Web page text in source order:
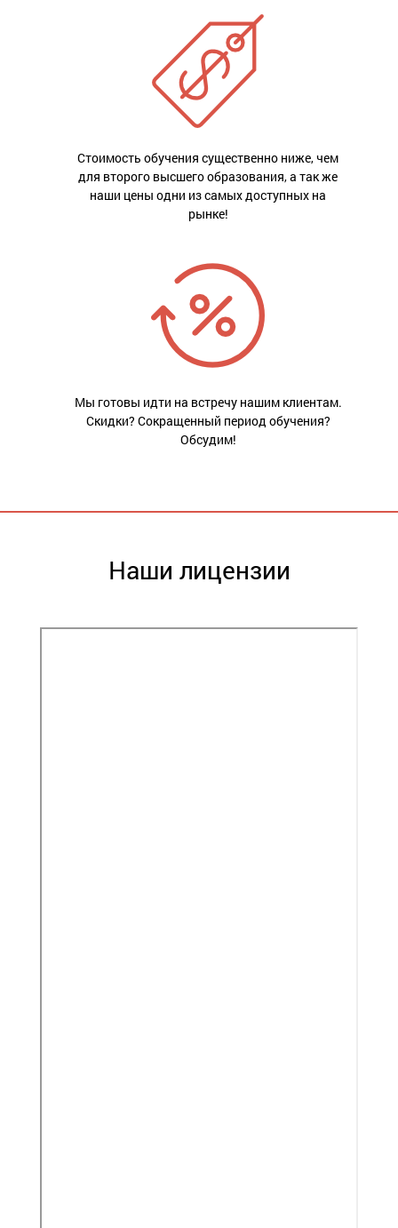
Стоимость обучения существенно ниже, чем
для второго высшего образования, а так же
наши цены одни из самых доступных на
рынке!
Мы готовы идти на встречу нашим клиентам.
Скидки? Сокращенный период обучения?
Обсудим!
Наши лицензии